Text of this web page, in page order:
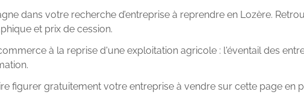
dans votre recherche d’entreprise à reprendre en Lozère.
et prix de cession.
à la reprise d'une exploitation agricole : l'éventail des
figurer gratuitement votre entreprise à vendre sur cette page en